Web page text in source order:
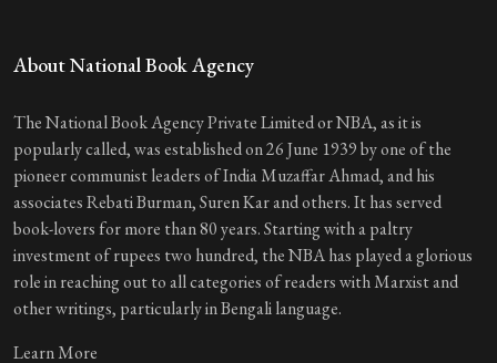
About National Book Agency
The National Book Agency Private Limited or NBA, as it is
popularly called, was established on 26 June 1939 by one of the
pioneer communist leaders of India Muzaffar Ahmad, and his
associates Rebati Burman, Suren Kar and others. It has served
book-lovers for more than 80 years. Starting with a paltry
investment of rupees two hundred, the NBA has played a glorious
role in reaching out to all categories of readers with Marxist and
other writings, particularly in Bengali language.
Learn More